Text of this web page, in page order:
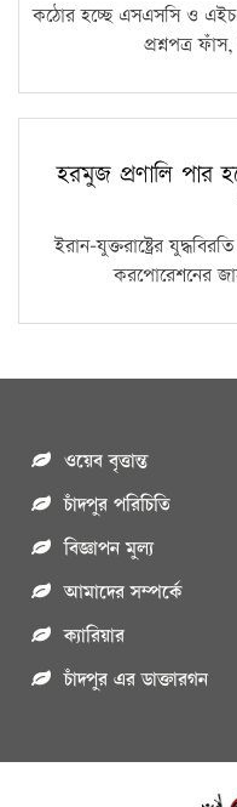
কঠোর হচ্ছে এসএসসি ও
প্রশ্নপত্র
হরমুজ প্রণালি পার
ইরান-যুক্তরাষ্ট্রের
করপোরেশনের
ওয়েব বৃত্তান্ত
চাঁদপুর পরিচিতি
বিজ্ঞাপন মুল্য
আমাদের সম্পর্কে
ক্যারিয়ার
চাঁদপুর এর ডাক্তারগন